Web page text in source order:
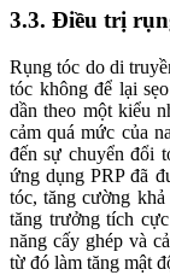
3.3. Điều trị
Rụng tóc do di
tóc không để lại
dần theo một kiểu
cảm quá mức của
đến sự chuyển đổi
ứng dụng PRP đã
tóc, tăng cường
tăng trưởng tích
năng cấy ghép và
từ đó làm tăng mật